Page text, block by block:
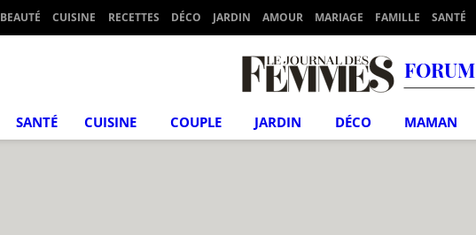
BEAUTÉ CUISINE RECETTES DÉCO JARDIN AMOUR MARIAGE FAMILLE SANTÉ
FORUM
SANTÉ CUISINE COUPLE JARDIN DÉCO MAMAN